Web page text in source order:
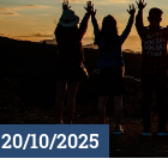
20/10/2025